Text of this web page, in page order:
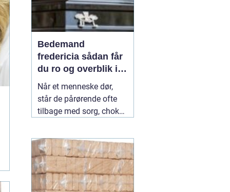
Bedemand
fredericia sådan får
du ro og overblik i
en svær tid
Når et menneske dør,
står de pårørende ofte
tilbage med sorg, chok
Hvad skal gøres først?
Hvem kontakter man?
Hvordan skaber man en
afsked, som føles rigtig?
Her spiller en lokal 04